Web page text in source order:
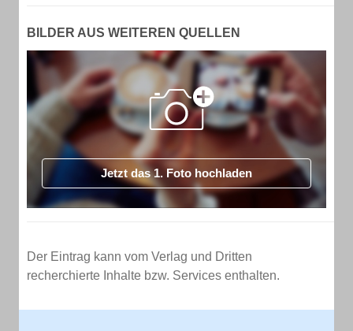
BILDER AUS WEITEREN QUELLEN
Jetzt das 1. Foto hochladen
Der Eintrag kann vom Verlag und Dritten
recherchierte Inhalte bzw. Services enthalten.